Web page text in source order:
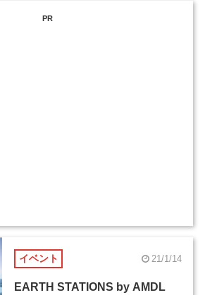
PR
イベント 21/1/14
EARTH STATIONS by AMDL